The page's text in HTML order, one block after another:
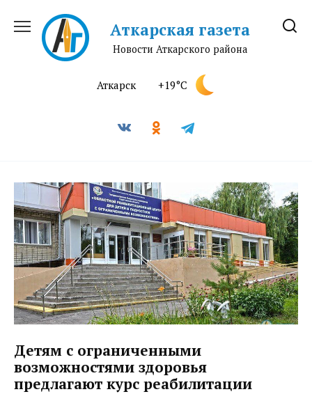
содержанию
Аткарская газета
Новости Аткарского района
Аткарск +19°C
Детям с ограниченными
возможностями здоровья
предлагают курс реабилитации